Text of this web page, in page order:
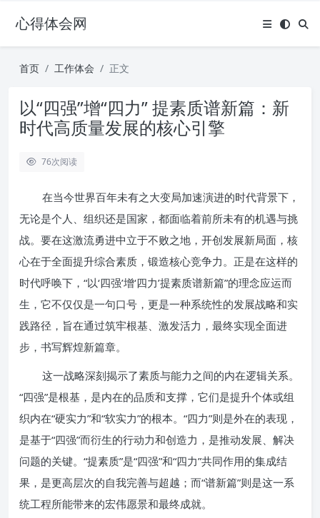
心得体会网
首页 工作体会 正文
以“四强”增“四力” 提素质谱新篇：新
时代高质量发展的核心引擎
76次阅读
在当今世界百年未有之大变局加速演进的时代背景下，
无论是个人、组织还是国家，都面临着前所未有的机遇与挑
战。要在这激流勇进中立于不败之地，开创发展新局面，核
心在于全面提升综合素质，锻造核心竞争力。正是在这样的
时代呼唤下，“以‘四强’增‘四力’提素质谱新篇”的理念应运而
生，它不仅仅是一句口号，更是一种系统性的发展战略和实
践路径，旨在通过筑牢根基、激发活力，最终实现全面进
步，书写辉煌新篇章。
这一战略深刻揭示了素质与能力之间的内在逻辑关系。
“四强”是根基，是内在的品质和支撑，它们是提升个体或组
织内在“硬实力”和“软实力”的根本。“四力”则是外在的表现，
是基于“四强”而衍生的行动力和创造力，是推动发展、解决
问题的关键。“提素质”是“四强”和“四力”共同作用的集成结
果，是更高层次的自我完善与超越；而“谱新篇”则是这一系
统工程所能带来的宏伟愿景和最终成就。